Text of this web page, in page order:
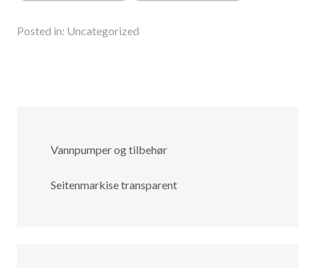
Posted in: Uncategorized
Vannpumper og tilbehør
Seitenmarkise transparent